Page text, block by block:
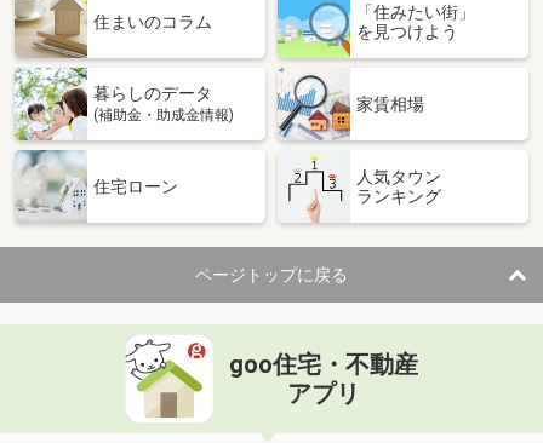
住まいのコラム
「住みたい街」
を見つけよう
暮らしのデータ
(補助金・助成金情報)
家賃相場
住宅ローン
人気タウン
ランキング
ページトップに戻る
goo住宅・不動産
アプリ